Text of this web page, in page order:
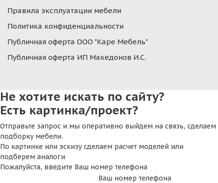
Правила эксплуатации мебели
Политика конфиденциальности
Публичная оферта ООО "Каре Мебель"
Публичная оферта ИП Македонов И.С.
Не хотите искать по сайту?
Есть картинка/проект?
Отправьте запрос и мы оперативно выйдем на связь, сделаем
подборку мебели.
По картинке или эскизу сделаем расчет моделей или
подберем аналоги
Пожалуйста, введите Ваш номер телефона
Ваш номер телефона